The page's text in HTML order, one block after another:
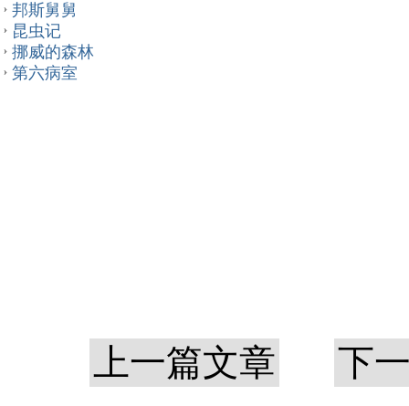
邦斯舅舅
昆虫记
挪威的森林
第六病室
上一篇文章
下